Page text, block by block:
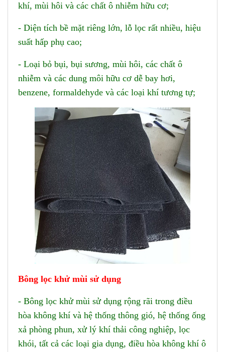
khí, mùi hôi và các chất ô nhiễm hữu cơ;
- Diện tích bề mặt riêng lớn, lỗ lọc rất nhiều, hiệu
suất hấp phụ cao;
- Loại bỏ bụi, bụi sương, mùi hôi, các chất ô
nhiễm và các dung môi hữu cơ dễ bay hơi,
benzene, formaldehyde và các loại khí tương tự;
Bông lọc khử mùi sử dụng
- Bông lọc khử mùi sử dụng rộng rãi trong điều
hòa không khí và hệ thống thông gió, hệ thống ống
xả phòng phun, xử lý khí thải công nghiệp, lọc
khói, tất cả các loại gia dụng, điều hòa không khí ô